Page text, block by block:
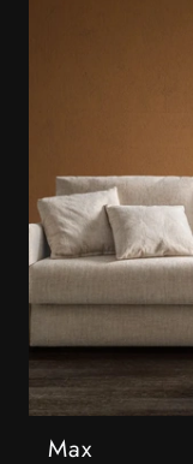
Max